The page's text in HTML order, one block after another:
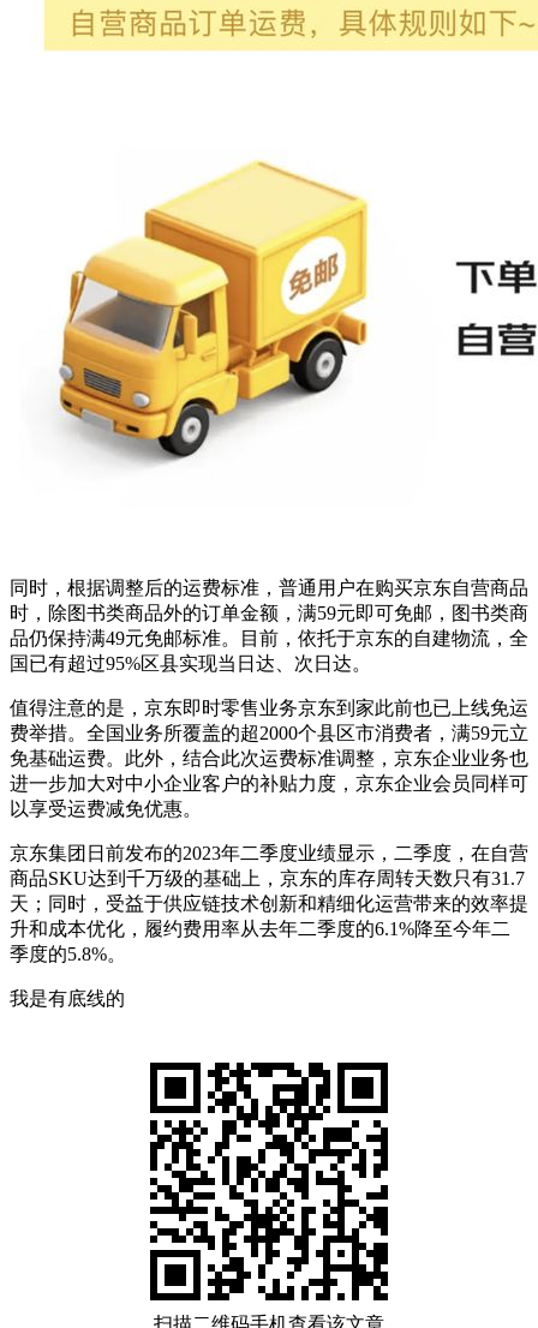
同时，根据调整后的运费标准，普通用户在购买京东自营商品
时，除图书类商品外的订单金额，满59元即可免邮，图书类商
品仍保持满49元免邮标准。目前，依托于京东的自建物流，全
国已有超过95%区县实现当日达、次日达。
值得注意的是，京东即时零售业务京东到家此前也已上线免运
费举措。全国业务所覆盖的超2000个县区市消费者，满59元立
免基础运费。此外，结合此次运费标准调整，京东企业业务也
进一步加大对中小企业客户的补贴力度，京东企业会员同样可
以享受运费减免优惠。
京东集团日前发布的2023年二季度业绩显示，二季度，在自营
商品SKU达到千万级的基础上，京东的库存周转天数只有31.7
天；同时，受益于供应链技术创新和精细化运营带来的效率提
升和成本优化，履约费用率从去年二季度的6.1%降至今年二
季度的5.8%。
我是有底线的
扫描二维码手机查看该文章